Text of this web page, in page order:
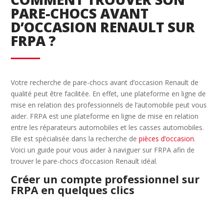
PARE-CHOCS AVANT
D’OCCASION RENAULT SUR
FRPA ?
Votre recherche de pare-chocs avant d’occasion Renault de
qualité peut être facilitée. En effet, une plateforme en ligne de
mise en relation des professionnels de l’automobile peut vous
aider. FRPA est une plateforme en ligne de mise en relation
entre les réparateurs automobiles et les casses automobiles.
Elle est spécialisée dans la recherche depièces d’occasion.
Voici un guide pour vous aider à naviguer sur FRPA afin de
trouver le pare-chocs d’occasion Renault idéal.
Créer un compte professionnel sur
FRPA en quelques clics